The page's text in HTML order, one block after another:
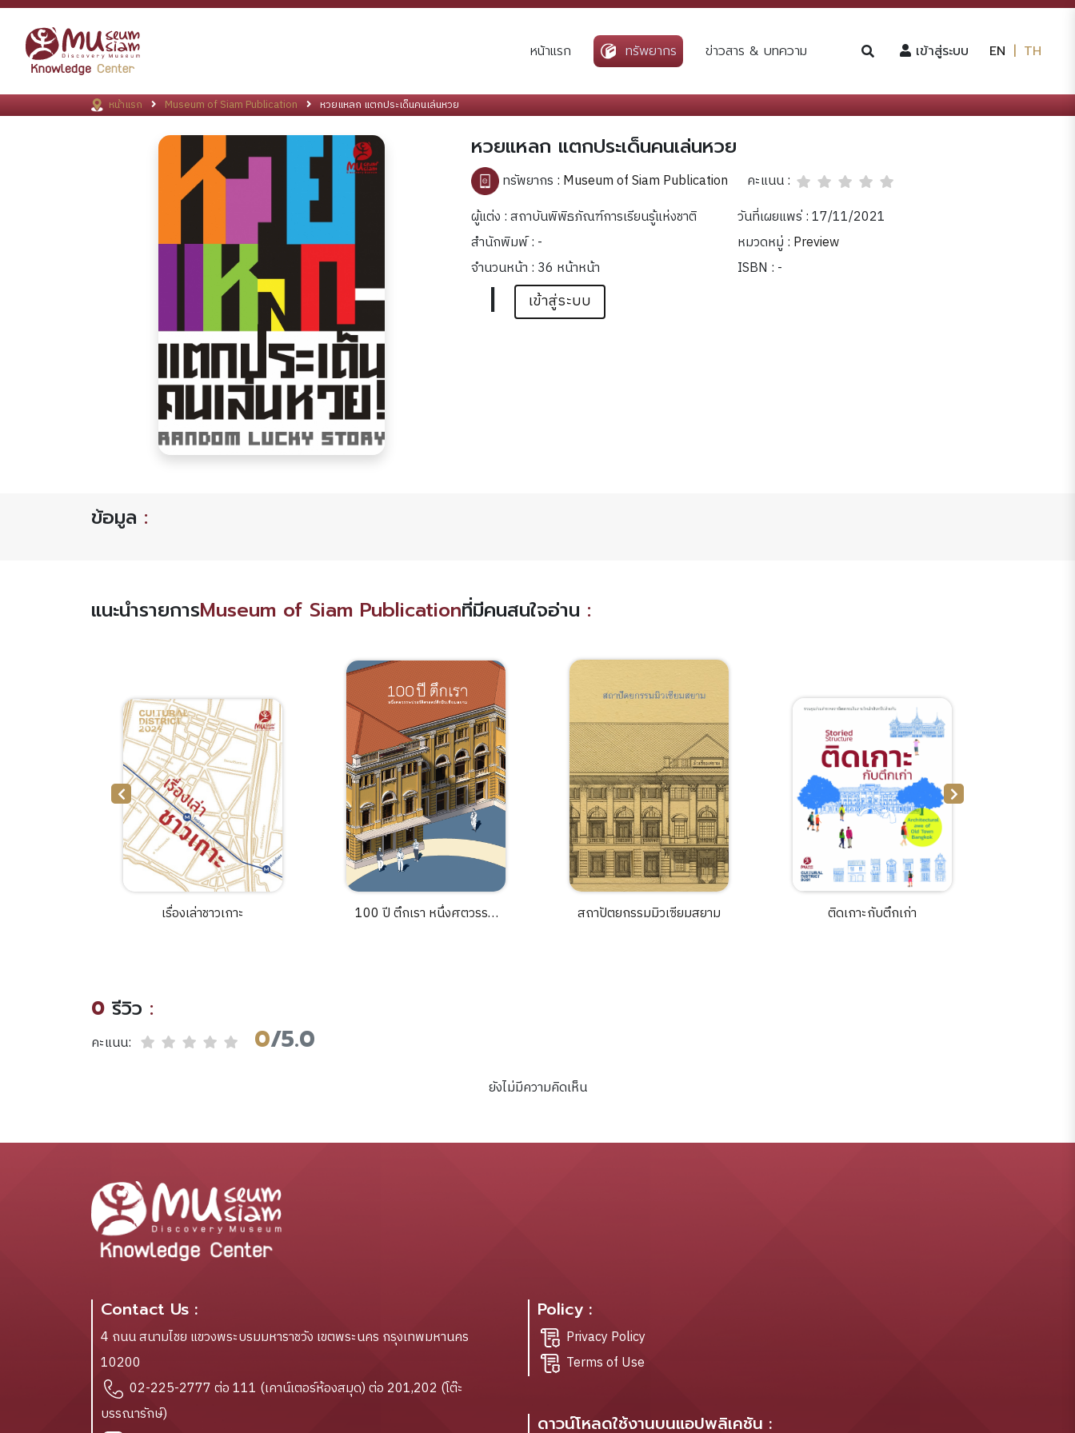
หน้าแรก ทรัพยากร ข่าวสาร & บทความ เข้าสู่ระบบ (current)
EN | TH
หน้าแรก Museum of Siam Publication หวยแหลก แตกประเด็นคนเล่นหวย
หวยแหลก แตกประเด็นคนเล่นหวย
ทรัพยากร : Museum of Siam Publication
คะแนน :
ผู้แต่ง : สถาบันพิพิธภัณฑ์การเรียนรู้แห่งชาติ
วันที่เผยแพร่ : 17/11/2021
สำนักพิมพ์ : -
หมวดหมู่ : Preview
จำนวนหน้า : 36 หน้าหน้า
ISBN : -
| เข้าสู่ระบบ
ข้อมูล :
แนะนำรายการMuseum of Siam Publicationที่มีคนสนใจอ่าน :
เรื่องเล่าชาวเกาะ
100 ปี ตึกเรา หนึ่งศตวรรษ
สถาปัตยกรรมมิวเซียมสยาม ติดเกาะกับตึกเก่า
0 รีวิว :
คะแนน: 0/5.0
ยังไม่มีความคิดเห็น
Contact Us :
4 ถนน สนามไชย แขวงพระบรมมหาราชวัง เขตพระนคร กรุงเทพมหานคร
10200
02-225-2777 ต่อ 111 (เคาน์เตอร์ห้องสมุด) ต่อ 201,202 (โต๊ะ
บรรณารักษ์)
Policy :
Privacy Policy
Terms of Use
ดาวน์โหลดใช้งานบนแอปพลิเคชัน :